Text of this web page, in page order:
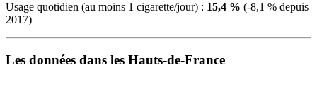
Usage quotidien (au moins 1 cigarette/jour) : 15,4 % (-8,1 % depuis
2017)
Les données dans les Hauts-de-France